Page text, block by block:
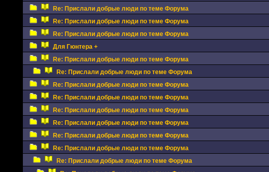
Re: Прислали добрые люди по теме Форума
Re: Прислали добрые люди по теме Форума
Re: Прислали добрые люди по теме Форума
Для Гюнтера +
Re: Прислали добрые люди по теме Форума
Re: Прислали добрые люди по теме Форума
Re: Прислали добрые люди по теме Форума
Re: Прислали добрые люди по теме Форума
Re: Прислали добрые люди по теме Форума
Re: Прислали добрые люди по теме Форума
Re: Прислали добрые люди по теме Форума
Re: Прислали добрые люди по теме Форума
Re: Прислали добрые люди по теме Форума